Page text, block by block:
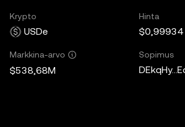
Krypto
USDe
Hinta
$0,99934
Markkina-arvo
$538,68M
Sopimus